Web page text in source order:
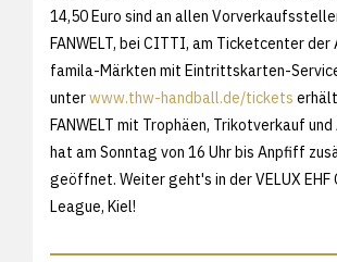
14,50 Euro sind an allen
FANWELT, bei CITTI, am Ticketcenter der
famila-Märkten mit Eintrittskarten-
unterwww.thw-handball.de/tickets
FANWELT mit Trophäen, Trikotverkauf
hat am Sonntag von 16 Uhr bis Anpfiff
geöffnet. Weiter geht's in der VELUX EHF
League, Kiel!